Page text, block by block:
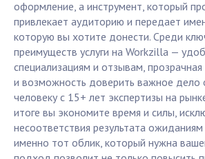
оформление, а инструмент, который
привлекает аудиторию и передает
которую вы хотите донести. Среди
преимуществ услуги на Workzilla —
специализациям и отзывам,
и возможность доверить важное дело
человеку с 15+ лет экспертизы на
итоге вы экономите время и силы,
несоответствия результата
именно тот облик, который нужна